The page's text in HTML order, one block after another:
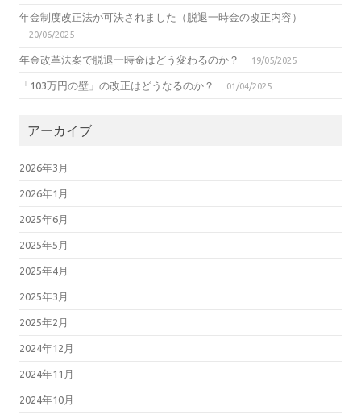
年金制度改正法が可決されました（脱退一時金の改正内容）
20/06/2025
年金改革法案で脱退一時金はどう変わるのか？ 19/05/2025
「103万円の壁」の改正はどうなるのか？ 01/04/2025
アーカイブ
2026年3月
2026年1月
2025年6月
2025年5月
2025年4月
2025年3月
2025年2月
2024年12月
2024年11月
2024年10月